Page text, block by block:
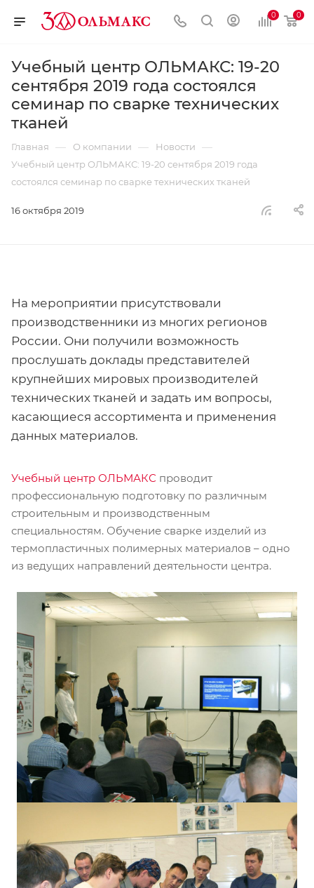
0 0
Учебный центр ОЛЬМАКС: 19-20
сентября 2019 года состоялся
семинар по сварке технических
тканей
Главная — О компании — Новости —
Учебный центр ОЛЬМАКС: 19-20 сентября 2019 года
состоялся семинар по сварке технических тканей
16 октября 2019
На мероприятии присутствовали
производственники из многих регионов
России. Они получили возможность
прослушать доклады представителей
крупнейших мировых производителей
технических тканей и задать им вопросы,
касающиеся ассортимента и применения
данных материалов.
Учебный центр ОЛЬМАКС проводит
профессиональную подготовку по различным
строительным и производственным
специальностям. Обучение сварке изделий из
термопластичных полимерных материалов – одно
из ведущих направлений деятельности центра.